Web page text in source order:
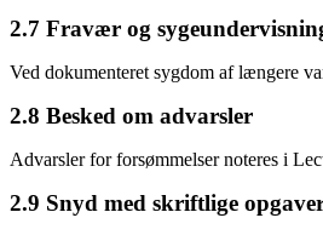
2.7 Fravær og
Ved dokumenteret sygdom af længere
2.8 Besked om advarsler
Advarsler for forsømmelser noteres i
2.9 Snyd med skriftlige